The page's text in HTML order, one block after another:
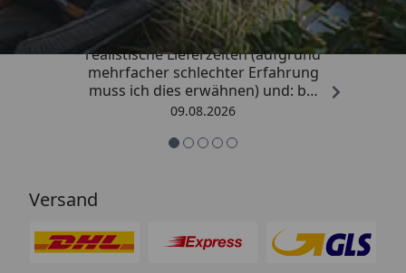
„Sehr gute Qualitäts-Markenware,
realistische Lieferzeiten (aufgrund
mehrfacher schlechter Erfahrung
muss ich dies erwähnen) und: bei
Kritik kommt die Antwort
Menschen mit Verstand und nicht
(auch dass ist leider immer öfter
09.08.2026
Versand